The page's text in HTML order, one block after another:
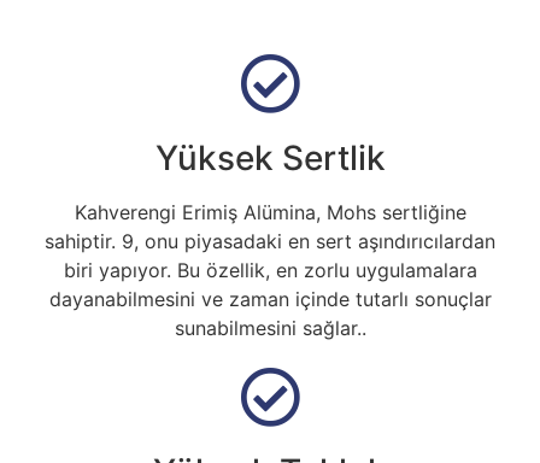
Yüksek Sertlik
Kahverengi Erimiş Alümina, Mohs sertliğine
sahiptir. 9, onu piyasadaki en sert aşındırıcılardan
biri yapıyor. Bu özellik, en zorlu uygulamalara
dayanabilmesini ve zaman içinde tutarlı sonuçlar
sunabilmesini sağlar..